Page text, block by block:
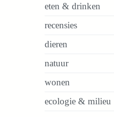
eten & drinken
recensies
dieren
natuur
wonen
ecologie & milieu